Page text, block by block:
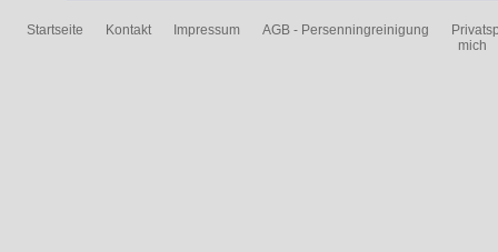
Startseite Kontakt Impressum AGB - Persenningreinigung
mich